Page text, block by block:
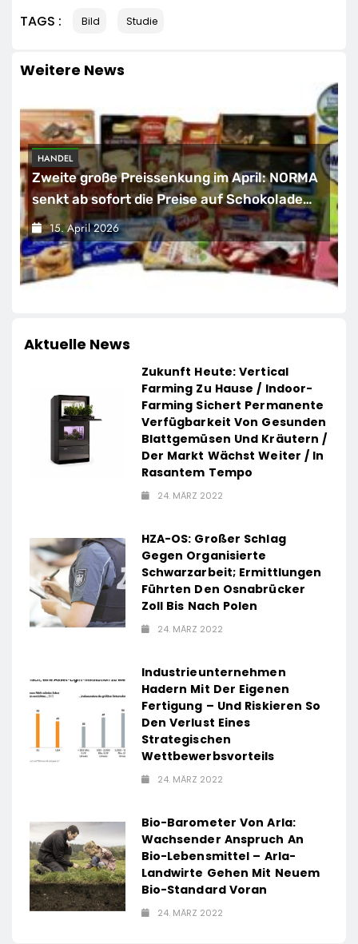
TAGS : Bild Studie
Weitere News
HANDEL
Zweite große Preissenkung im April: NORMA
senkt ab sofort die Preise auf Schokolade
und Käse um bis zu 16 Prozent / Mit
LECKERROM, CREMISEE, EXCELSIOR süßer
und herzhafter Genuss
15. April 2026
Aktuelle News
Zukunft Heute: Vertical
Farming Zu Hause / Indoor-
Farming Sichert Permanente
Verfügbarkeit Von Gesunden
Blattgemüsen Und Kräutern /
Der Markt Wächst Weiter / In
Rasantem Tempo
24. MÄRZ 2022
HZA-OS: Großer Schlag
Gegen Organisierte
Schwarzarbeit; Ermittlungen
Führten Den Osnabrücker
Zoll Bis Nach Polen
24. MÄRZ 2022
Industrieunternehmen
Hadern Mit Der Eigenen
Fertigung – Und Riskieren So
Den Verlust Eines
Strategischen
Wettbewerbsvorteils
24. MÄRZ 2022
Bio-Barometer Von Arla:
Wachsender Anspruch An
Bio-Lebensmittel – Arla-
Landwirte Gehen Mit Neuem
Bio-Standard Voran
24. MÄRZ 2022